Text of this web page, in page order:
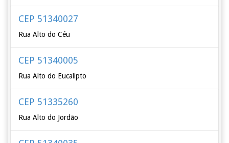
CEP 51340027
Rua Alto do Céu
CEP 51340005
Rua Alto do Eucalipto
CEP 51335260
Rua Alto do Jordão